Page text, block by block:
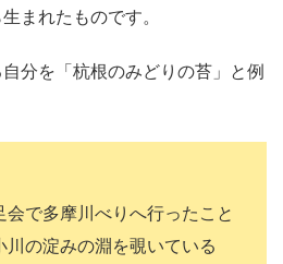
まれたものです。
分を「杭根のみどりの苔」と例
で多摩川べりへ行ったこと
の淀みの淵を覗いている